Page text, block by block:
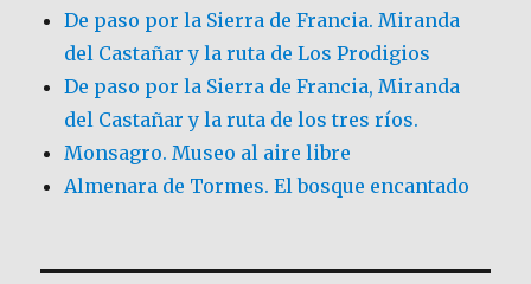
De paso por la Sierra de Francia. Miranda
del Castañar y la ruta de Los Prodigios
De paso por la Sierra de Francia, Miranda
del Castañar y la ruta de los tres ríos.
Monsagro. Museo al aire libre
Almenara de Tormes. El bosque encantado